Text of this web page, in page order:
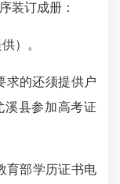
装订成册：
）。
的还须提供户
溪县参加高考证
部学历证书电